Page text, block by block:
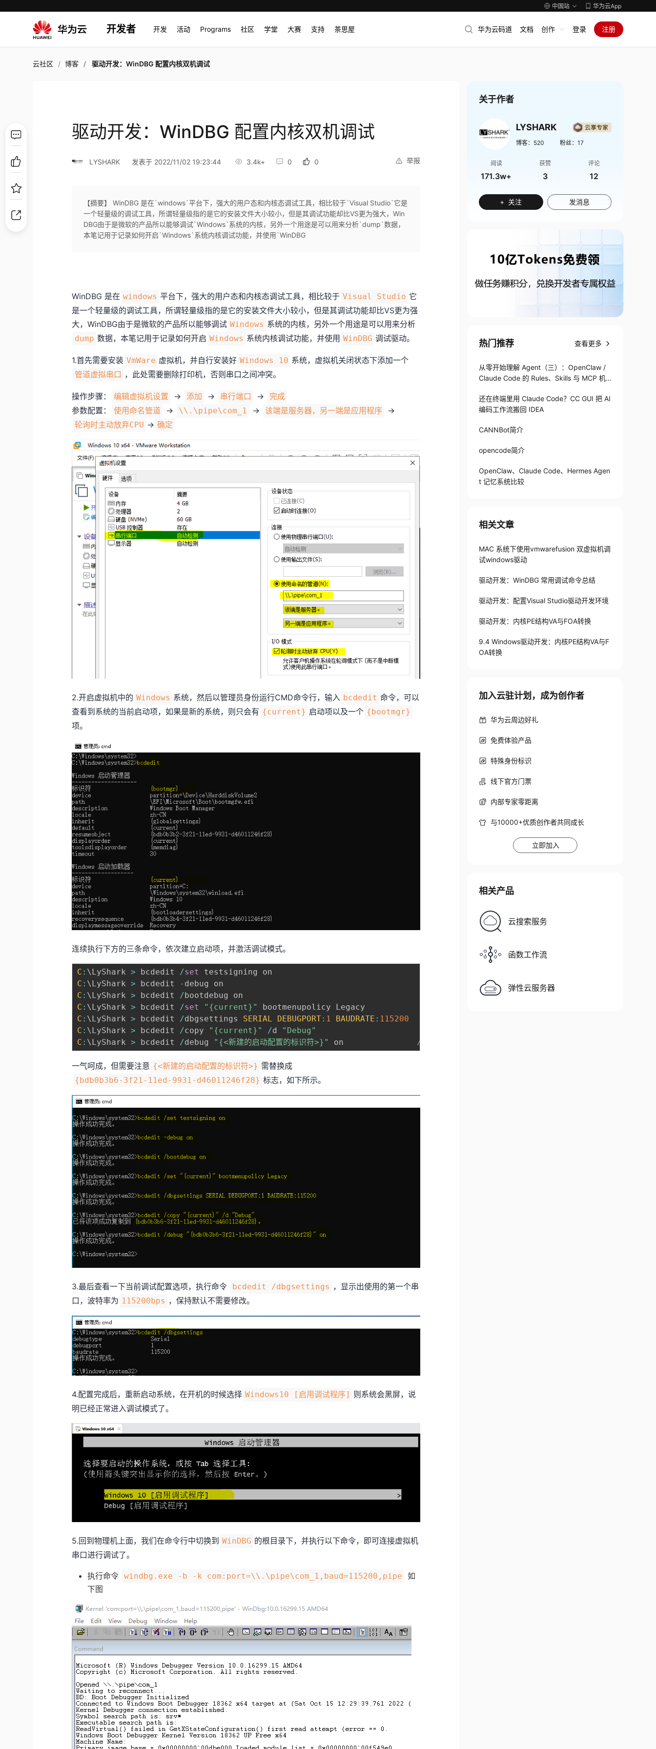
中国站 华为云App
开发者 开发 活动 Programs 社区 学堂 大赛 支持 茶思屋 华为云码道 文档 创作 登录 注册
云社区 博客 驱动开发：WinDBG 配置内核双机调试
驱动开发：WinDBG 配置内核双机调试
举报
LYSHARK 发表于 2022/11/02 19:23:44 3.4k+ 0 0
【摘要】 WinDBG 是在`windows`平台下，强大的用户态和内核态调试工具，相比较于`Visual Studio`它是
一个轻量级的调试工具，所谓轻量级指的是它的安装文件大小较小，但是其调试功能却比VS更为强大，Win
DBG由于是微软的产品所以能够调试`Windows`系统的内核，另外一个用途是可以用来分析`dump`数据，
本笔记用于记录如何开启`Windows`系统内核调试功能，并使用`WinDBG
WinDBG 是在 windows 平台下，强大的用户态和内核态调试工具，相比较于 Visual Studio 它
是一个轻量级的调试工具，所谓轻量级指的是它的安装文件大小较小，但是其调试功能却比VS更为强
大，WinDBG由于是微软的产品所以能够调试 Windows 系统的内核，另外一个用途是可以用来分析
dump 数据，本笔记用于记录如何开启 Windows 系统内核调试功能，并使用 WinDBG 调试驱动。
1.首先需要安装 VmWare 虚拟机，并自行安装好 Windows 10 系统，虚拟机关闭状态下添加一个
管道虚拟串口 ，此处需要删除打印机，否则串口之间冲突。
操作步骤： 编辑虚拟机设置 -> 添加 -> 串行端口 -> 完成
参数配置： 使用命名管道 -> \\.\pipe\com_1 -> 该端是服务器，另一端是应用程序 ->
轮询时主动放弃CPU -> 确定
2.开启虚拟机中的 Windows 系统，然后以管理员身份运行CMD命令行，输入 bcdedit 命令，可以
查看到系统的当前启动项，如果是新的系统，则只会有 {current} 启动项以及一个 {bootmgr}
项。
连续执行下方的三条命令，依次建立启动项，并激活调试模式。
C : \LyShark > bcdedit /set
C : \LyShark > bcdedit -
C : \LyShark > bcdedit /
C : \LyShark > bcdedit /set "{current}" bootmenupolicy Legacy
C : \LyShark > bcdedit /dbgsettings SERIAL DEBUGPORT: 1 BAUDRATE : 115200
C : \LyShark > bcdedit /copy "{current}" /d "Debug"
C : \LyShark > bcdedit /debug "{<新建的启动配置的标识符>}" on // 打开调试开关
一气呵成，但需要注意 {<新建的启动配置的标识符>} 需替换成
{bdb0b3b6-3f21-11ed-9931-d46011246f28} 标志，如下所示。
3.最后查看一下当前调试配置选项，执行命令 bcdedit /dbgsettings ，显示出使用的第一个串
口，波特率为 115200bps ，保持默认不需要修改。
4.配置完成后，重新启动系统，在开机的时候选择 Windows10 [启用调试程序]
则系统会黑屏，说
明已经正常进入调试模式了。
5.回到物理机上面，我们在命令行中切换到 WinDBG 的根目录下，并执行以下命令，即可连接虚拟机
串口进行调试了。
执行命令 windbg.exe -b -k com:port=\\.\pipe\com_1,baud=115200,pipe
如
下图
关于作者
LYSHARK
博客： 520 粉丝： 17
阅读
171.3w+
获赞
3
评论
12
+ 关注 发消息
热门推荐 查看更多
从零开始理解 Agent（三）：OpenClaw /
Claude Code 的 Rules、Skills 与 MCP 机
还在终端里用 Claude Code？CC GUI 把 AI
编码工作流搬回 IDEA
CANNBot简介
opencode简介
OpenClaw、Claude Code、Hermes Agen
t 记忆系统比较
相关文章
MAC 系统下使用vmwarefusion 双虚拟机调
试windows驱动
驱动开发：WinDBG 常用调试命令总结
驱动开发：配置Visual Studio驱动开发环境
驱动开发：内核PE结构VA与FOA转换
9.4 Windows驱动开发：内核PE结构VA与F
OA转换
加入云驻计划，成为创作者
华为云周边好礼
免费体验产品
特殊身份标识
线下官方门票
内部专家零距离
与10000+优质创作者共同成长
立即加入
相关产品
云搜索服务
函数工作流
弹性云服务器